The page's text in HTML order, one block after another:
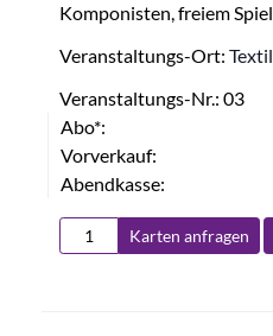
Komponisten, freiem
Veranstaltungs-Ort:
Veranstaltungs-Nr.: 03
Abo*:
Vorverkauf:
Abendkasse:
Karten anfragen